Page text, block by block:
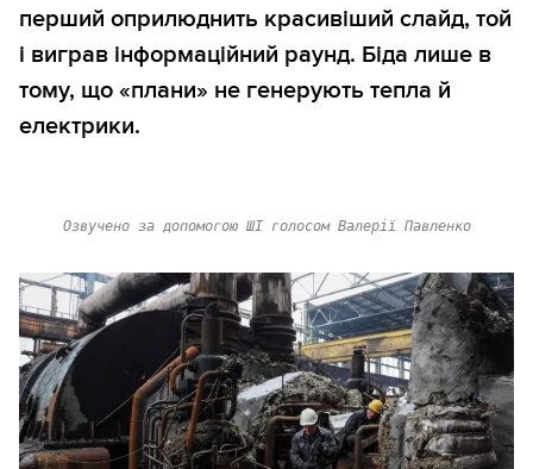
перший оприлюднить красивіший слайд, той
і виграв інформаційний раунд. Біда лише в
тому, що «плани» не генерують тепла й
електрики.
Озвучено за допомогою ШІ голосом Валерії Павленко